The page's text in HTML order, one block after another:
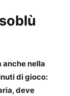
anche nella
di gioco:
deve